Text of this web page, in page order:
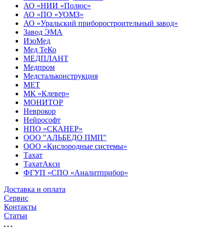
АО «НИИ «Полюс»
АО «ПО «УОМЗ»
АО «Уральский приборостроительный завод»
Завод ЭМА
ИзоМед
Мед ТеКо
МЕДПЛАНТ
Медпром
Медстальконструкция
МЕТ
МК «Клевер»
МОНИТОР
Неврокор
Нейрософт
НПО «СКАНЕР»
ООО "АЛЬБЕДО ПМП"
ООО «Кислородные системы»
Тахат
ТахатАкси
ФГУП «СПО «Аналитприбор»
Доставка и оплата
Cервис
Контакты
Статьи